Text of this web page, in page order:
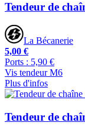
Tendeur de
La Bécanerie
5,00 €
Ports : 5,90 €
Vis tendeur M6
Plus d'infos
Tendeur de